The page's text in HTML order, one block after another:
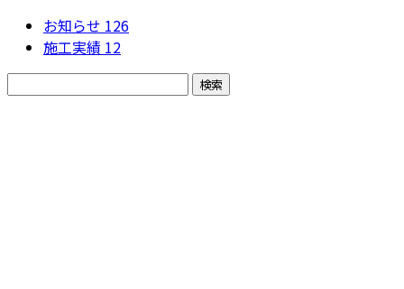
お知らせ 126
施工実績 12